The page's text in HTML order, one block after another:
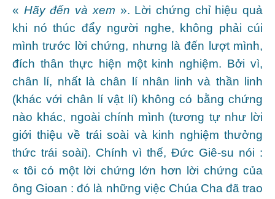
« Hãy đến và xem ». Lời chứng chỉ hiệu quả
khi nó thúc đẩy người nghe, không phải cúi
mình trước lời chứng, nhưng là đến lượt mình,
đích thân thực hiện một kinh nghiệm. Bởi vì,
chân lí, nhất là chân lí nhân linh và thần linh
(khác với chân lí vật lí) không có bằng chứng
nào khác, ngoài chính mình (tương tự như lời
giới thiệu về trái soài và kinh nghiệm thưởng
thức trái soài). Chính vì thế, Đức Giê-su nói :
« tôi có một lời chứng lớn hơn lời chứng của
ông Gioan : đó là những việc Chúa Cha đã trao